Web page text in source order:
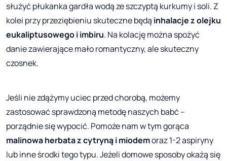
służyć płukanka gardła wodą ze szczyptą kurkumy i soli. Z
kolei przy przeziębieniu skuteczne będą inhalacje z olejku
eukaliptusowego i imbiru. Na kolację można spożyć
danie zawierające mało romantyczny, ale skuteczny
czosnek.
Jeśli nie zdążymy uciec przed chorobą, możemy
zastosować sprawdzoną metodę naszych babć –
porządnie się wypocić. Pomoże nam w tym gorąca
malinowa herbata z cytryną i miodemoraz 1-2 aspiryny
lub inne środki tego typu. Jeżeli domowe sposoby okażą się